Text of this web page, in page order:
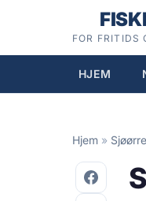
FOR FRITIDS
HJEM
Hjem »